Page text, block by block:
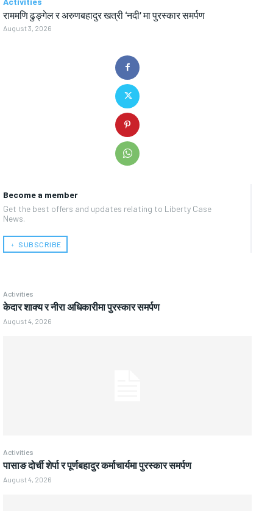
Become a member
Get the best offers and updates relating to Liberty Case
News.
﹢ SUBSCRIBE
Activities
केदार शाक्य र नीरा अधिकारीमा पुरस्कार समर्पण
August 4, 2026
Activities
पासाङ दोर्ची शेर्पा र पूर्णबहादुर कर्माचार्यमा पुरस्कार समर्पण
August 4, 2026
राममणि ढुङ्गेल र अरुणबहादुर खत्री ‘नदी’ मा पुरस्कार समर्पण
August 3, 2026